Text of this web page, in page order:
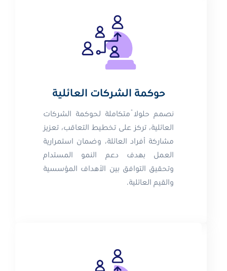
حوكمة الشركات العائلية
نصمم حلولاً متكاملة لحوكمة الشركات
العائلية، تركز على تخطيط التعاقب، تعزيز
مشاركة أفراد العائلة، وضمان استمرارية
العمل بهدف دعم النمو المستدام
وتحقيق التوافق بين الأهداف المؤسسية
والقيم العائلية.